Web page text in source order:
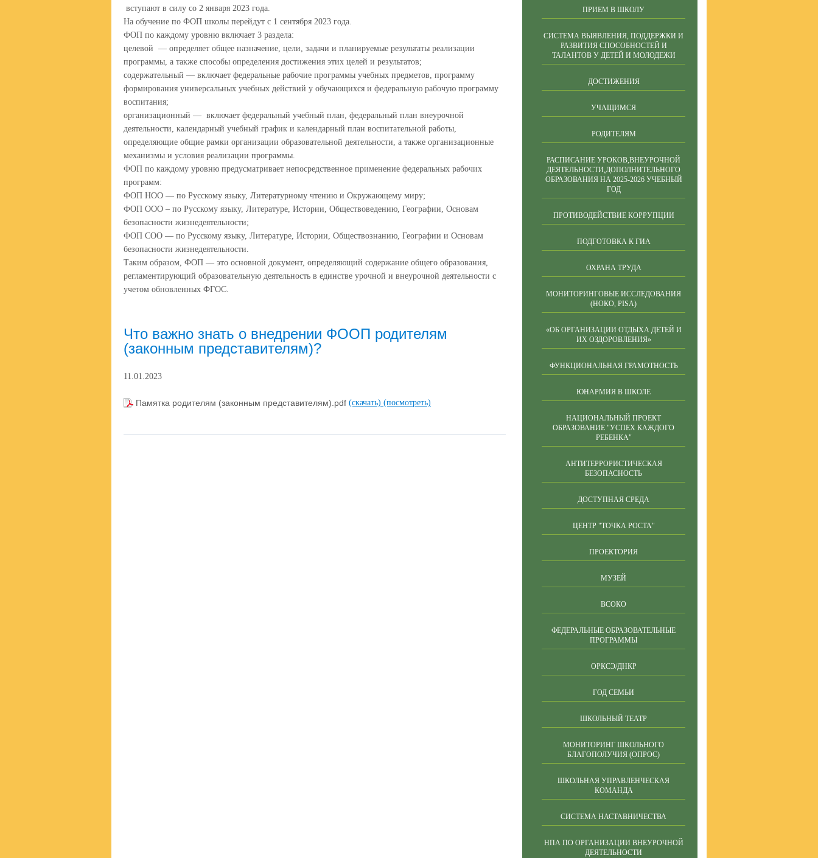
вступают в силу со 2 января 2023 года.
На обучение по ФОП школы перейдут с 1 сентября 2023 года.
ФОП по каждому уровню включает 3 раздела:
целевой — определяет общее назначение, цели, задачи и планируемые результаты реализации
программы, а также способы определения достижения этих целей и результатов;
содержательный — включает федеральные рабочие программы учебных предметов, программу
формирования универсальных учебных действий у обучающихся и федеральную рабочую программу
воспитания;
организационный — включает федеральный учебный план, федеральный план внеурочной
деятельности, календарный учебный график и календарный план воспитательной работы,
определяющие общие рамки организации образовательной деятельности, а также организационные
механизмы и условия реализации программы.
ФОП по каждому уровню предусматривает непосредственное применение федеральных рабочих
программ:
ФОП НОО — по Русскому языку, Литературному чтению и Окружающему миру;
ФОП ООО – по Русскому языку, Литературе, Истории, Обществоведению, Географии, Основам
безопасности жизнедеятельности;
ФОП СОО — по Русскому языку, Литературе, Истории, Обществознанию, Географии и Основам
безопасности жизнедеятельности.
Таким образом, ФОП — это основной документ, определяющий содержание общего образования,
регламентирующий образовательную деятельность в единстве урочной и внеурочной деятельности с
учетом обновленных ФГОС.
Что важно знать о внедрении ФООП родителям
(законным представителям)?
11.01.2023
Памятка родителям (законным представителям).pdf (скачать) (посмотреть)
ПРИЕМ В ШКОЛУ
СИСТЕМА ВЫЯВЛЕНИЯ, ПОДДЕРЖКИ И
РАЗВИТИЯ СПОСОБНОСТЕЙ И
ТАЛАНТОВ У ДЕТЕЙ И МОЛОДЕЖИ
ДОСТИЖЕНИЯ
УЧАЩИМСЯ
РОДИТЕЛЯМ
РАСПИСАНИЕ УРОКОВ,ВНЕУРОЧНОЙ
ДЕЯТЕЛЬНОСТИ,ДОПОЛНИТЕЛЬНОГО
ОБРАЗОВАНИЯ НА 2025-2026 УЧЕБНЫЙ
ГОД
ПРОТИВОДЕЙСТВИЕ КОРРУПЦИИ
ПОДГОТОВКА К ГИА
ОХРАНА ТРУДА
МОНИТОРИНГОВЫЕ ИССЛЕДОВАНИЯ
(НОКО, PISA)
«ОБ ОРГАНИЗАЦИИ ОТДЫХА ДЕТЕЙ И
ИХ ОЗДОРОВЛЕНИЯ»
ФУНКЦИОНАЛЬНАЯ ГРАМОТНОСТЬ
ЮНАРМИЯ В ШКОЛЕ
НАЦИОНАЛЬНЫЙ ПРОЕКТ
ОБРАЗОВАНИЕ "УСПЕХ КАЖДОГО
РЕБЕНКА"
АНТИТЕРРОРИСТИЧЕСКАЯ
БЕЗОПАСНОСТЬ
ДОСТУПНАЯ СРЕДА
ЦЕНТР "ТОЧКА РОСТА"
ПРОЕКТОРИЯ
МУЗЕЙ
ВСОКО
ФЕДЕРАЛЬНЫЕ ОБРАЗОВАТЕЛЬНЫЕ
ПРОГРАММЫ
ОРКСЭ/ДНКР
ГОД СЕМЬИ
ШКОЛЬНЫЙ ТЕАТР
МОНИТОРИНГ ШКОЛЬНОГО
БЛАГОПОЛУЧИЯ (ОПРОС)
ШКОЛЬНАЯ УПРАВЛЕНЧЕСКАЯ
КОМАНДА
СИСТЕМА НАСТАВНИЧЕСТВА
НПА ПО ОРГАНИЗАЦИИ ВНЕУРОЧНОЙ
ДЕЯТЕЛЬНОСТИ